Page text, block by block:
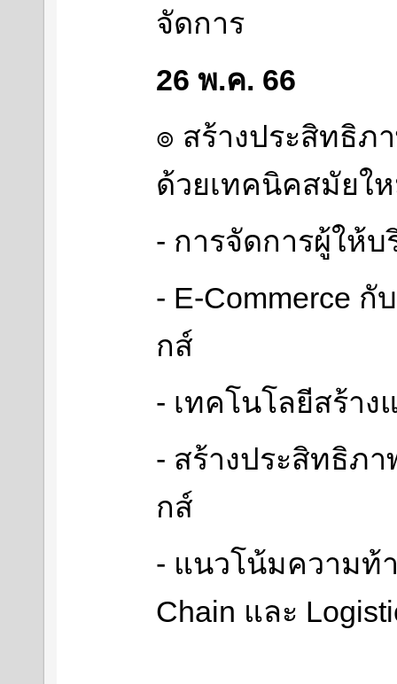
จัดการ
26 พ.ค. 66
๏ สร้างประสิทธิภ
ด้วยเทคนิคสมัยใ
- การจัดการผู้ให้
- E-Commerce กั
กส์
- เทคโนโลยีสร้า
- สร้างประสิทธิภ
กส์
- แนวโน้มความท้
Chain และ